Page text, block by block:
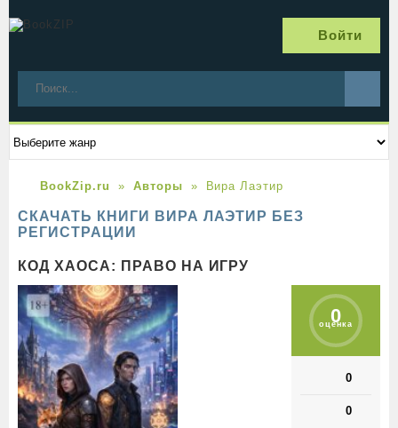
Войти
BookZip.ru Авторы Вира Лаэтир
СКАЧАТЬ КНИГИ ВИРА ЛАЭТИР БЕЗ
РЕГИСТРАЦИИ
КОД ХАОСА: ПРАВО НА ИГРУ
0
оценка
0
0